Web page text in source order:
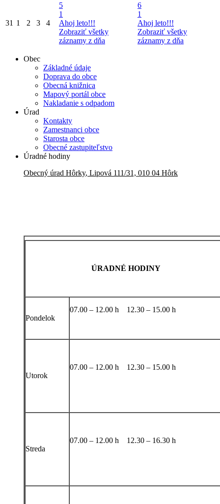
31 1 2 3 4
5
1
Ahoj leto!!!
Zobraziť všetky
záznamy z dňa
6
1
Ahoj leto!!!
Zobraziť všetky
záznamy z dňa
Obec
Základné údaje
Doprava do obce
Obecná knižnica
Mapový portál obce
Nakladanie s odpadom
Úrad
Kontakty
Zamestnanci obce
Starosta obce
Obecné zastupiteľstvo
Úradné hodiny
Obecný úrad Hôrky, Lipová 111/31, 010 04 Hôrk
ÚRADNÉ HODINY
Pondelok
07.00 – 12.00 h 12.30 – 15.00 h
Utorok
07.00 – 12.00 h 12.30 – 15.00 h
Streda
07.00 – 12.00 h 12.30 – 16.30 h